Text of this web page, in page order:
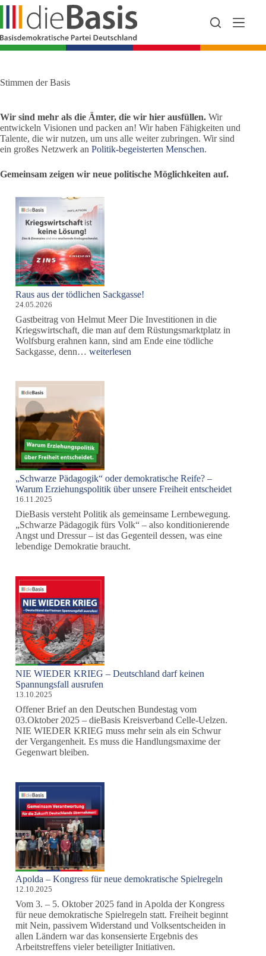
Zum
springen
Stimmen der Basis
Wir sind mehr als die Ämter, die wir hier ausfüllen. Wir
entwickeln Visionen und packen an! Wir haben Fähigkeiten und
Talente, die wir nutzen, um uns alle weiter zubringen. Wir sind
ein großes Netzwerk an Politik-begeisterten Menschen.
Gemeinsam zeigen wir neue politische Möglichkeiten auf.
Raus aus der tödlichen Sackgasse!
24.05.2026
Gastbeitrag von Helmut Meer Die Investitionen in die
Kriegswirtschaft, die man auf dem Rüstungsmarktplatz in
Wolfsburg erahnen kann, sind am Ende eine tödliche
Sackgasse, denn… Raus
tödlichen
weiterlesen
„Schwarze Pädagogik“ oder demokratische Reife? –
Warum Erziehungspolitik über unsere Freiheit entscheidet
16.11.2025
DieBasis versteht Politik als gemeinsame Lernbewegung.
„Schwarze Pädagogik fürs Volk“ – also konditionierende
Angst und Dressur – ist das Gegenteil dessen, was eine
lebendige Demokratie braucht.
NIE WIEDER KRIEG – Deutschland darf keinen
Spannungsfall ausrufen
13.10.2025
Offener Brief an den Deutschen Bundestag vom
03.Oktober 2025 – dieBasis Kreisverband Celle-Uelzen.
NIE WIEDER KRIEG muss mehr sein als ein Schwur
der Vergangenheit. Es muss die Handlungsmaxime der
Gegenwart bleiben.
Apolda – Kongress für neue demokratische Spielregeln
12.10.2025
Vom 3. – 5. Oktober 2025 fand in Apolda der Kongress
für neue demokratische Spielregeln statt. Freiheit beginnt
mit Nein, passivem Widerstand und Volksentscheiden in
allen Ländern war das konsensierte Ergebnis des
Arbeitstreffens vieler beteiligter Initiativen.